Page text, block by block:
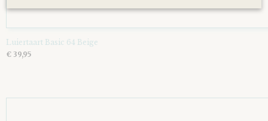
Luiertaart Basic 64 Beige
€ 39,95